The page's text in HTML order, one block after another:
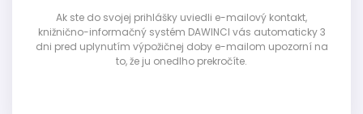
Ak ste do svojej prihlášky uviedli e-mailový kontakt,
knižnično-informačný systém DAWINCI vás automaticky 3
dni pred uplynutím výpožičnej doby e-mailom upozorní na
to, že ju onedlho prekročíte.